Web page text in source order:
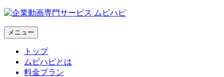
メニュー
トップ
ムビハピとは
料金プラン